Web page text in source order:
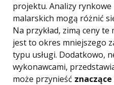
projektu. Analizy rynkowe
malarskich mogą różnić
Na przykład, zimą ceny
jest to okres mniejszego
typu usługi. Dodatkowo,
wykonawcami,
może przynieść